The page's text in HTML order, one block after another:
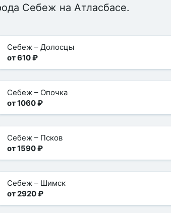
Себеж на Атласбасе.
Себеж– Долосцы
от 610 ₽
Себеж– Опочка
от 1060 ₽
Себеж– Псков
от 1590 ₽
Себеж– Шимск
от 2920 ₽